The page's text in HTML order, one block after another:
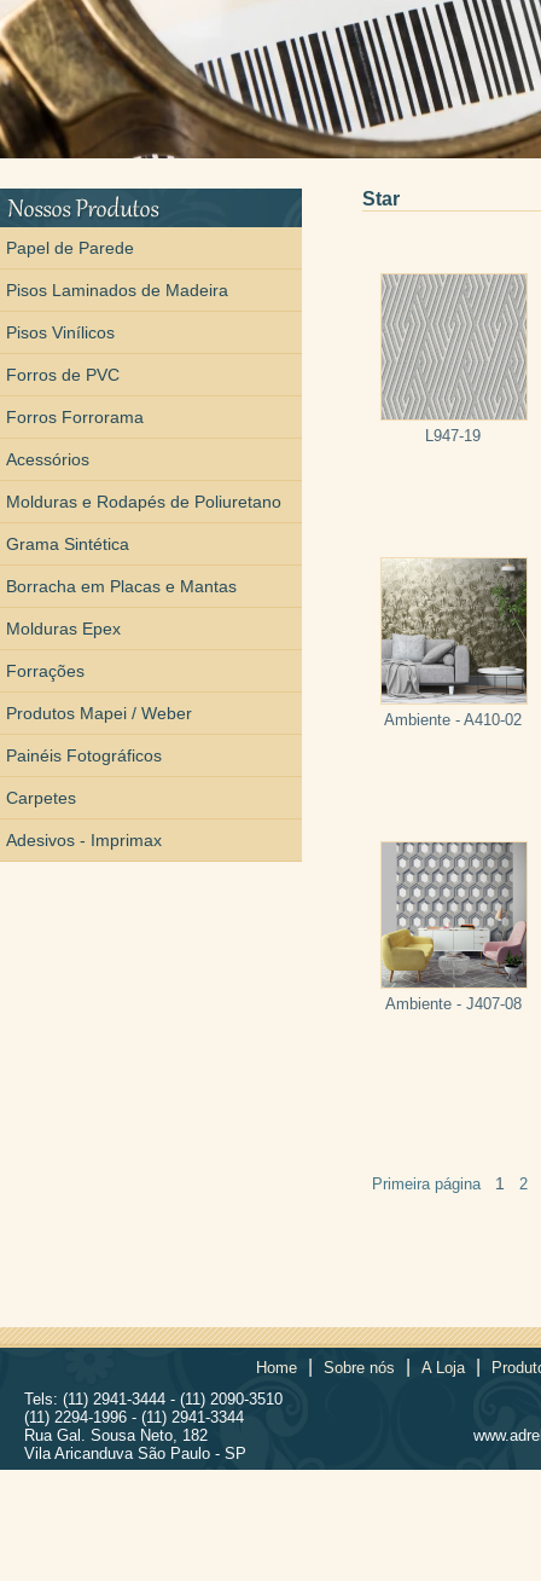
Papel de Parede
Pisos Laminados de Madeira
Pisos Vinílicos
Forros de PVC
Forros Forrorama
Acessórios
Molduras e Rodapés de Poliuretano
Grama Sintética
Borracha em Placas e Mantas
Molduras Epex
Forrações
Produtos Mapei / Weber
Painéis Fotográficos
Carpetes
Adesivos - Imprimax
Star
L947-19
Ambiente - A410-02
Ambiente - J407-08
Primeira página 1 2
Home Sobre nós A Loja
Tels: (11) 2941-3444 - (11) 2090-3510
(11) 2294-1996 - (11) 2941-3344
Rua Gal. Sousa Neto, 182
Vila Aricanduva São Paulo - SP